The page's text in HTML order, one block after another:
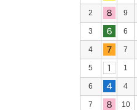
2 9
3 6
4 7
5 1
6 4
7 10